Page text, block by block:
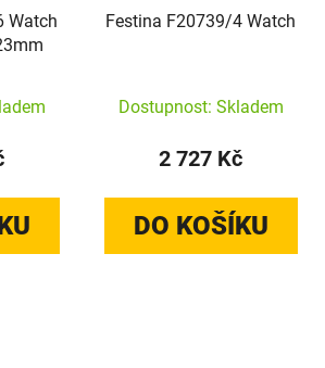
Festina F20739/4 Watch
Dostupnost: Skladem
2 727 Kč
DO KOŠÍKU